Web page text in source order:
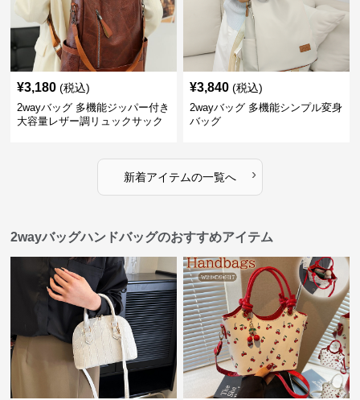
¥3,180 (税込)
2wayバッグ 多機能ジッパー付き
大容量レザー調リュックサック
¥3,840 (税込)
2wayバッグ 多機能シンプル変身
バッグ
新着アイテムの一覧へ ›
2wayバッグハンドバッグのおすすめアイテム